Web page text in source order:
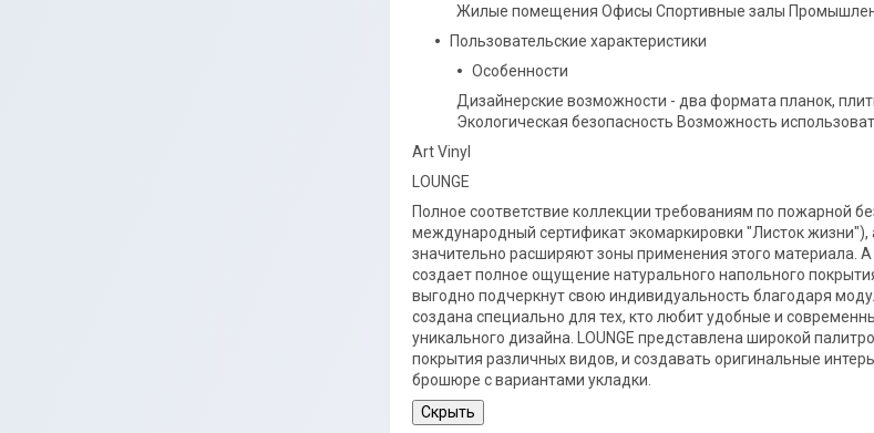
Жилые помещения Офисы Спортивные залы
Пользовательские характеристики
Особенности
Дизайнерские возможности - два формата планок,
Экологическая безопасность Возможность
Art Vinyl
LOUNGE
Полное соответствие коллекции требованиям по пожарной
международный сертификат экомаркировки "Листок
значительно расширяют зоны применения этого материала.
создает полное ощущение натурального напольного
выгодно подчеркнут свою индивидуальность благодаря
создана специально для тех, кто любит удобные и
уникального дизайна. LOUNGE представлена широкой
покрытия различных видов, и создавать оригинальные
брошюре с вариантами укладки.
Скрыть